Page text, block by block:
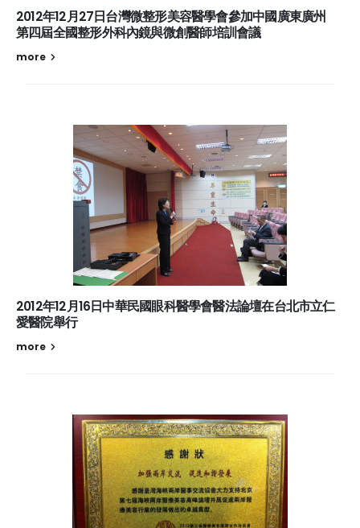
2012年12月27日台灣微整形美容醫學會參加中國廣東廣州
第四屆全國整形外科內鏡與微創醫師培訓會議
more
2012年12月16日中華民國眼科醫學會醫法論壇在台北市立仁
愛醫院舉行
more